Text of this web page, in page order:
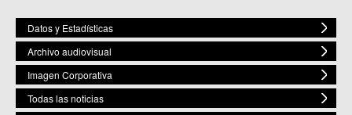
Datos y Estadísticas
Archivo audiovisual
Imagen Corporativa
Todas las noticias